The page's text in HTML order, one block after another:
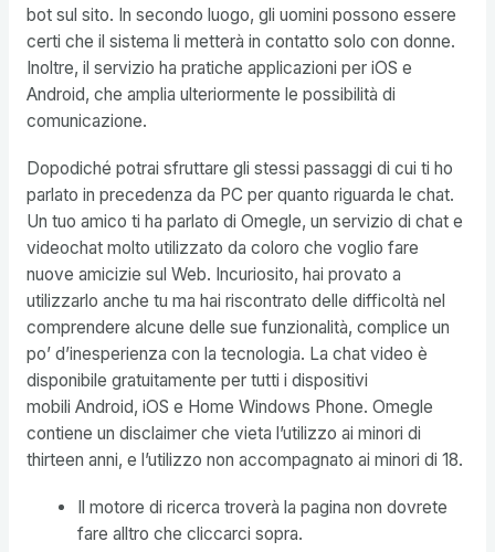
bot sul sito. In secondo luogo, gli uomini possono essere
certi che il sistema li metterà in contatto solo con donne.
Inoltre, il servizio ha pratiche applicazioni per iOS e
Android, che amplia ulteriormente le possibilità di
comunicazione.
Dopodiché potrai sfruttare gli stessi passaggi di cui ti ho
parlato in precedenza da PC per quanto riguarda le chat.
Un tuo amico ti ha parlato di Omegle, un servizio di chat e
videochat molto utilizzato da coloro che voglio fare
nuove amicizie sul Web. Incuriosito, hai provato a
utilizzarlo anche tu ma hai riscontrato delle difficoltà nel
comprendere alcune delle sue funzionalità, complice un
po’ d’inesperienza con la tecnologia. La chat video è
disponibile gratuitamente per tutti i dispositivi
mobili Android, iOS e Home Windows Phone. Omegle
contiene un disclaimer che vieta l’utilizzo ai minori di
thirteen anni, e l’utilizzo non accompagnato ai minori di 18.
Il motore di ricerca troverà la pagina non dovrete
fare alltro che cliccarci sopra.